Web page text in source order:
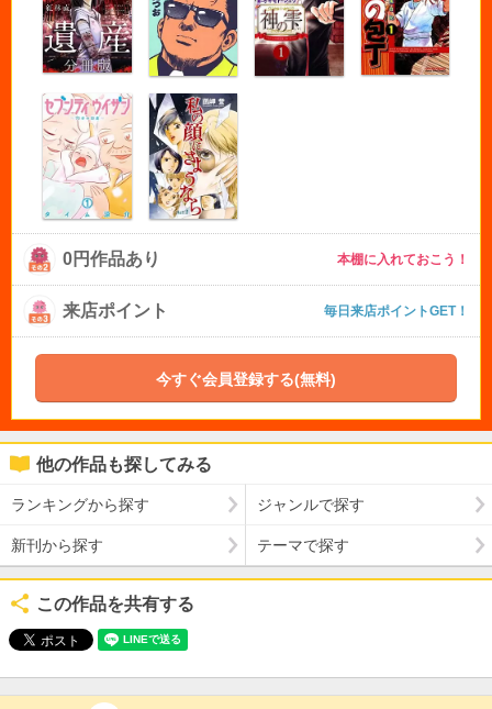
0円作品あり 本棚に入れておこう！
来店ポイント 毎日来店ポイントGET！
今すぐ会員登録する(無料)
他の作品も探してみる
ランキングから探す ジャンルで探す
新刊から探す テーマで探す
この作品を共有する